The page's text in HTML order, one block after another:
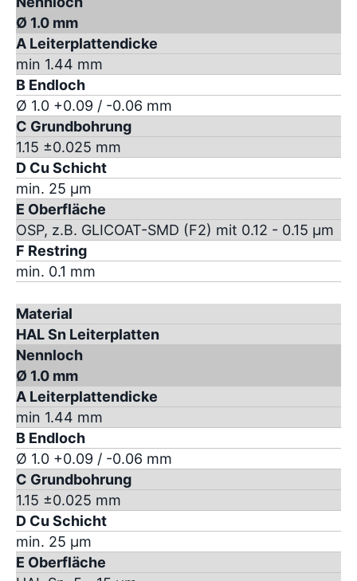
Ø 1.0 mm
A Leiterplattendicke
min 1.44 mm
B Endloch
Ø 1.0 +0.09 / -0.06 mm
C Grundbohrung
1.15 ±0.025 mm
D Cu Schicht
min. 25 µm
E Oberfläche
OSP, z.B. GLICOAT-SMD (F2) mit 0.12 - 0.15 µm
F Restring
min. 0.1 mm
Material
HAL Sn Leiterplatten
Nennloch
Ø 1.0 mm
A Leiterplattendicke
min 1.44 mm
B Endloch
Ø 1.0 +0.09 / -0.06 mm
C Grundbohrung
1.15 ±0.025 mm
D Cu Schicht
min. 25 µm
E Oberfläche